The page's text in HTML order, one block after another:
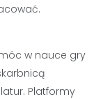
w nauce gry
Platformy